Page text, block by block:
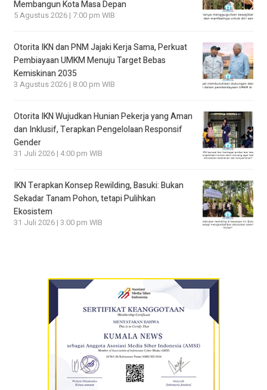
Membangun Kota Masa Depan
5 Agustus 2026 | 7:00 pm WIB
Otorita IKN dan PNM Jajaki Kerja Sama, Perkuat
Pembiayaan UMKM Menuju Target Bebas
Kemiskinan 2035
3 Agustus 2026 | 8:00 pm WIB
Otorita IKN Wujudkan Hunian Pekerja yang Aman
dan Inklusif, Terapkan Pengelolaan Responsif
Gender
31 Juli 2026 | 4:00 pm WIB
IKN Terapkan Konsep Rewilding, Basuki: Bukan
Sekadar Tanam Pohon, tetapi Pulihkan
Ekosistem
31 Juli 2026 | 3:00 pm WIB